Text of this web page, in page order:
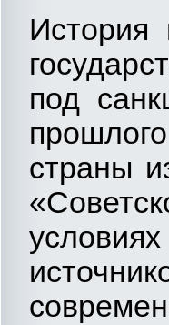
История
под
страны